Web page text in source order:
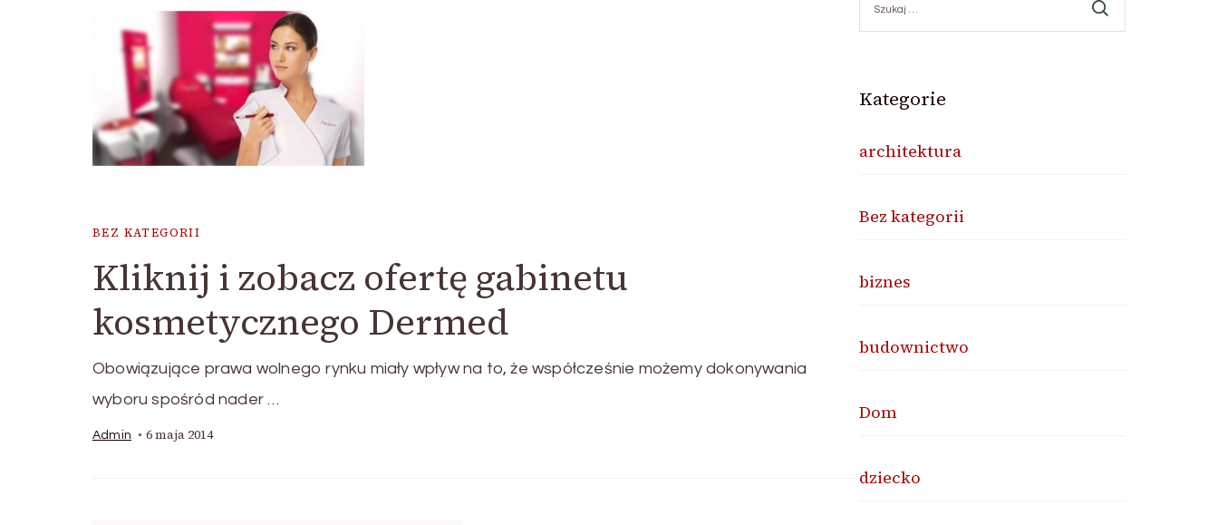
BEZ KATEGORII
Kliknij i zobacz ofertę gabinetu
kosmetycznego Dermed
Obowiązujące prawa wolnego rynku miały wpływ na to, że współcześnie możemy dokonywania
wyboru spośród nader …
Admin 6 maja 2014
Kategorie
architektura
Bez kategorii
biznes
budownictwo
Dom
dziecko